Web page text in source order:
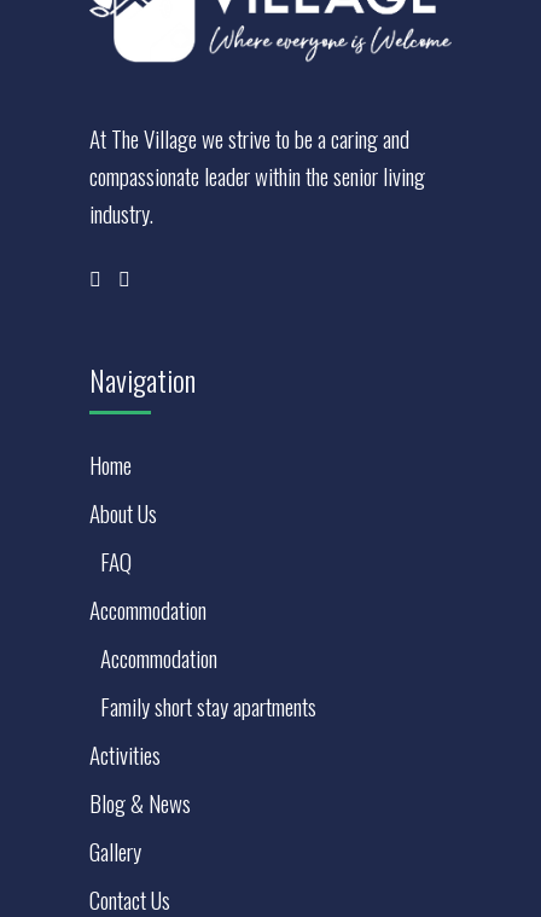
At The Village we strive to be a caring and
compassionate leader within the senior living
industry.
Navigation
Home
About Us
FAQ
Accommodation
Accommodation
Family short stay apartments
Activities
Blog & News
Gallery
Contact Us